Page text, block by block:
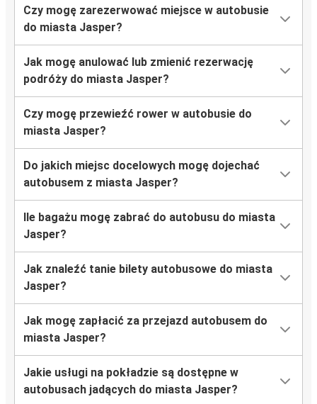
Czy mogę zarezerwować miejsce w autobusie
do miasta Jasper?
Jak mogę anulować lub zmienić rezerwację
podróży do miasta Jasper?
Czy mogę przewieźć rower w autobusie do
miasta Jasper?
Do jakich miejsc docelowych mogę dojechać
autobusem z miasta Jasper?
Ile bagażu mogę zabrać do autobusu do miasta
Jasper?
Jak znaleźć tanie bilety autobusowe do miasta
Jasper?
Jak mogę zapłacić za przejazd autobusem do
miasta Jasper?
Jakie usługi na pokładzie są dostępne w
autobusach jadących do miasta Jasper?